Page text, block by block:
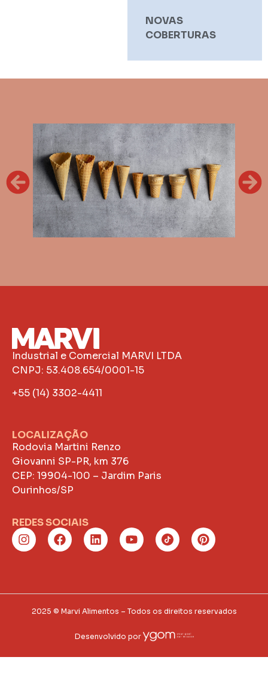
NOVAS
COBERTURAS
Industrial e Comercial MARVI LTDA
CNPJ: 53.408.654/0001-15
+55 (14) 3302-4411
LOCALIZAÇÃO
Rodovia Martini Renzo
Giovanni SP-PR, km 376
CEP: 19904-100 – Jardim Paris
Ourinhos/SP
REDES SOCIAIS
2025 © Marvi Alimentos – Todos os direitos reservados
Desenvolvido por